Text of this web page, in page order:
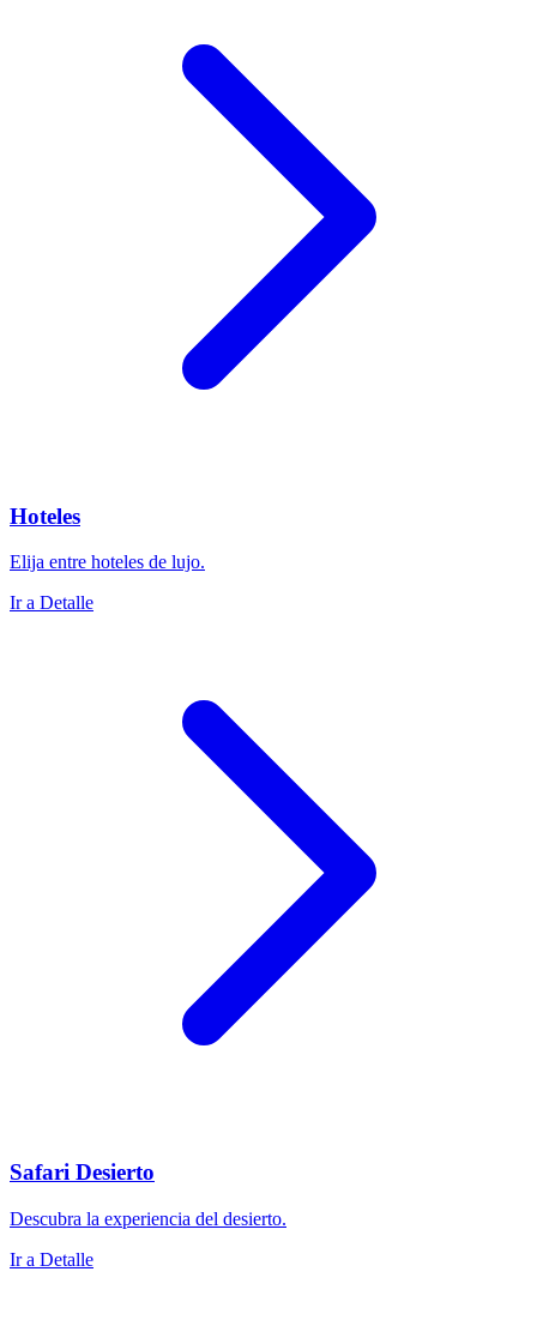
Hoteles
Elija entre hoteles de lujo.
Ir a Detalle
Safari Desierto
Descubra la experiencia del desierto.
Ir a Detalle